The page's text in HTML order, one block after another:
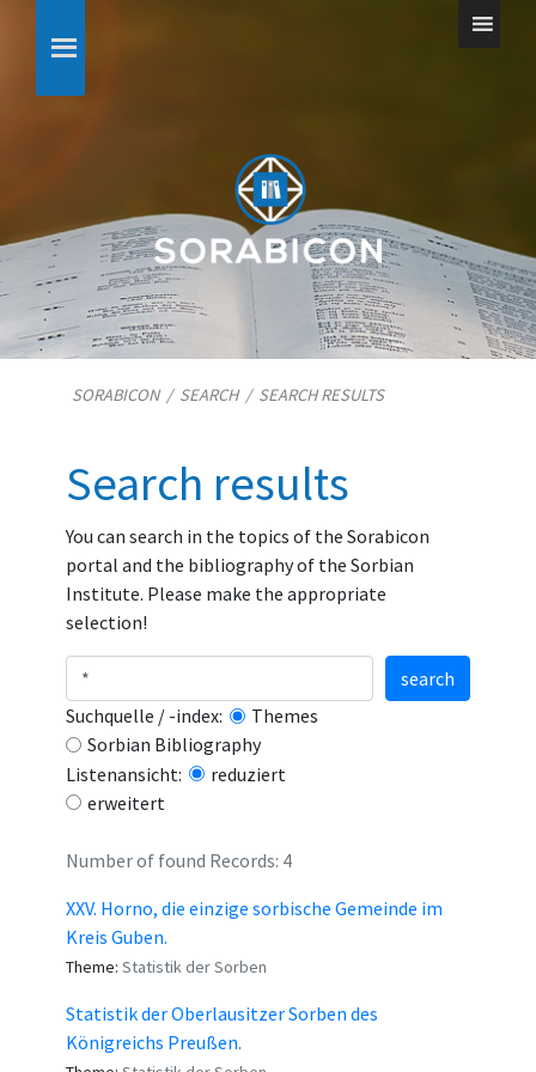
SORABICON/ SEARCH/ SEARCH RESULTS
Search results
You can search in the topics of the Sorabicon
portal and the bibliography of the Sorbian
Institute. Please make the appropriate
selection!
Suchquelle / -index:
Themes
Sorbian Bibliography
Listenansicht:
reduziert
erweitert
search
Number of found Records: 4
XXV. Horno, die einzige sorbische Gemeinde im
Kreis Guben.
Theme: Statistik der Sorben
Statistik der Oberlausitzer Sorben des
Königreichs Preußen.